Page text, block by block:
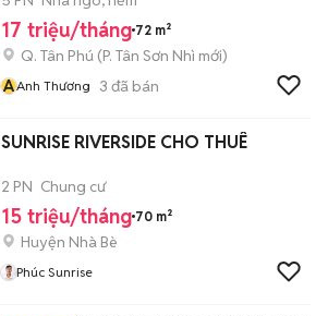
17 triệu/tháng 72 m²
Q. Tân Phú (P. Tân Sơn Nhì mới)
AAnh Thương 3 đã bán
SUNRISE RIVERSIDE CHO THUÊ
2 PN Chung cư
15 triệu/tháng 70 m²
Huyện Nhà Bè
Phúc Sunrise